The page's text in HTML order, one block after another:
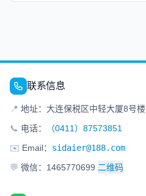
联系信息
📍 地址：大连保税区中轻大厦8号楼
📞 电话：
（0411）87573851
✉️ Email： sidaier@188.com
💬 微信：1465770699 二维码